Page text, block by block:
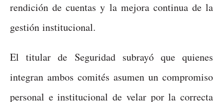
rendición de cuentas y la mejora continua de la
gestión institucional.
El titular de Seguridad subrayó que quienes
integran ambos comités asumen un compromiso
personal e institucional de velar por la correcta